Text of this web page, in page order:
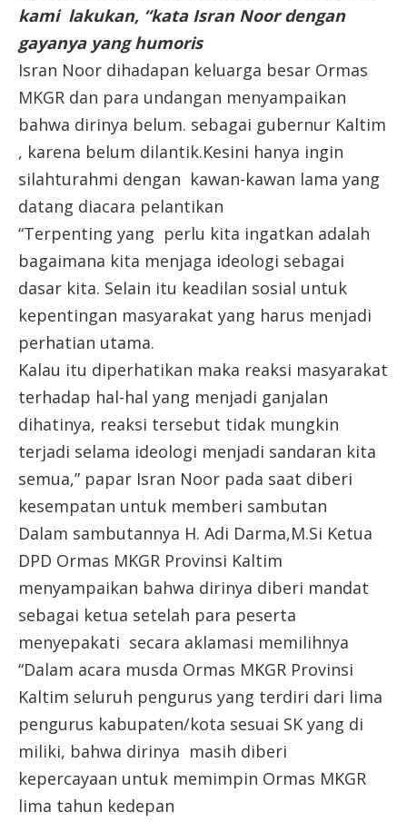
kami lakukan, “kata Isran Noor dengan
gayanya yang humoris
Isran Noor dihadapan keluarga besar Ormas
MKGR dan para undangan menyampaikan
bahwa dirinya belum. sebagai gubernur Kaltim
, karena belum dilantik.Kesini hanya ingin
silahturahmi dengan kawan-kawan lama yang
datang diacara pelantikan
“Terpenting yang perlu kita ingatkan adalah
bagaimana kita menjaga ideologi sebagai
dasar kita. Selain itu keadilan sosial untuk
kepentingan masyarakat yang harus menjadi
perhatian utama.
Kalau itu diperhatikan maka reaksi masyarakat
terhadap hal-hal yang menjadi ganjalan
dihatinya, reaksi tersebut tidak mungkin
terjadi selama ideologi menjadi sandaran kita
semua,” papar Isran Noor pada saat diberi
kesempatan untuk memberi sambutan
Dalam sambutannya H. Adi Darma,M.Si Ketua
DPD Ormas MKGR Provinsi Kaltim
menyampaikan bahwa dirinya diberi mandat
sebagai ketua setelah para peserta
menyepakati secara aklamasi memilihnya
“Dalam acara musda Ormas MKGR Provinsi
Kaltim seluruh pengurus yang terdiri dari lima
pengurus kabupaten/kota sesuai SK yang di
miliki, bahwa dirinya masih diberi
kepercayaan untuk memimpin Ormas MKGR
lima tahun kedepan